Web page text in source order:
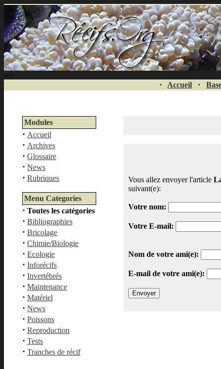
-->
· Accueil ·
Modules
· Accueil
· Archives
· Glossaire
· News
· Rubriques
Menu Categories
· Toutes les catégories
· Bibliographies
· Bricolage
· Chimie/Biologie
· Ecologie
· Inforécifs
· Invertébrés
· Maintenance
· Matériel
· News
· Poissons
· Reproduction
· Tests
· Tranches de récif
Vous allez envoyer l'article
suivant(e):
Votre nom:
Votre E-mail:
Nom de votre ami(e):
E-mail de votre ami(e):